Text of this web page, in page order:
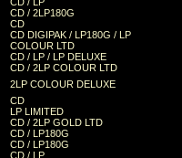
CD / 2LP180G
CD
CD DIGIPAK / LP180G / LP
COLOUR LTD
CD / LP / LP DELUXE
CD / 2LP COLOUR LTD
2LP COLOUR DELUXE
CD
LP LIMITED
CD / 2LP GOLD LTD
CD / LP180G
CD / LP180G
CD / LP